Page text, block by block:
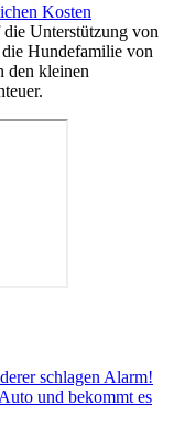
Kosten
Unterstützung von
Hundefamilie von
den kleinen
schlagen Alarm!
und bekommt es